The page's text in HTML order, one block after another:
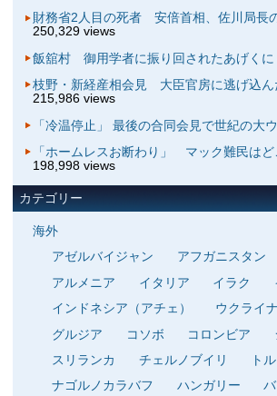
財務省2人目の死者 安倍首相、佐川局長
250,329 views
飯舘村 御用学者に振り回されたあげくに
枝野・新経産相会見 大臣官房に逃げ込ん
215,986 views
「冷温停止」 最後の合同会見で世紀の大
「ホームレスお断わり」 マック難民は
198,998 views
カテゴリー
海外
アゼルバイジャン
アフガニスタン
アルメニア
イタリア イラク
インドネシア（アチェ）
ウクライナ
グルジア
コソボ コロンビア
スリランカ
チェルノブイリ
ト
ナゴルノカラバフ
ハンガリー